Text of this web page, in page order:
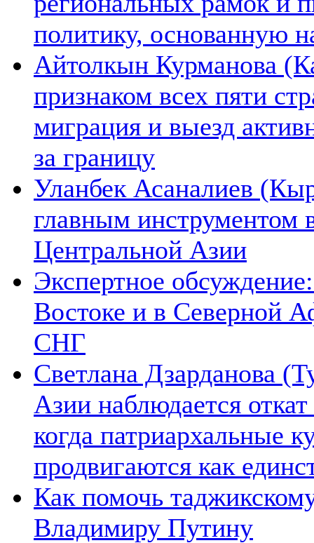
политику, основанную
Айтолкын Курманова
признаком всех пяти
миграция и выезд
за границу
Уланбек Асаналиев
главным инструментом
Центральной Азии
Экспертное
Востоке и в Северной
СНГ
Светлана Дзарданова
Азии наблюдается
когда патриархальные
продвигаются как
Как помочь
Владимиру Путину